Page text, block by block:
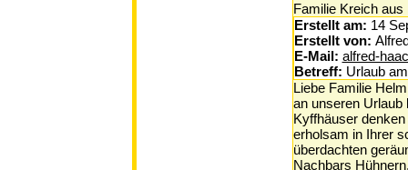
Familie Kreich aus
Erstellt am: 14
Erstellt von:
E-Mail: alfred-
Betreff: Urlaub
Liebe Familie
an unseren Urlaub
Kyffhäuser
erholsam in Ihrer
überdachten
Nachbars